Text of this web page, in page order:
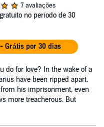
7 avaliações
no período de 30
Grátis por 30 dias
do for love? In the wake of a
have been ripped apart.
his imprisonment, even
more treacherous. But